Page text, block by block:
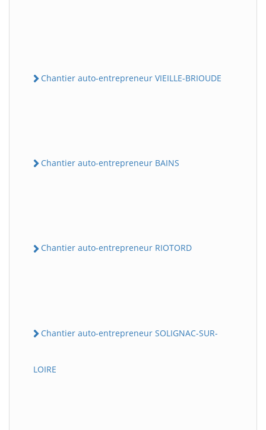
Chantier auto-entrepreneur VIEILLE-BRIOUDE
Chantier auto-entrepreneur BAINS
Chantier auto-entrepreneur RIOTORD
Chantier auto-entrepreneur SOLIGNAC-SUR-
LOIRE